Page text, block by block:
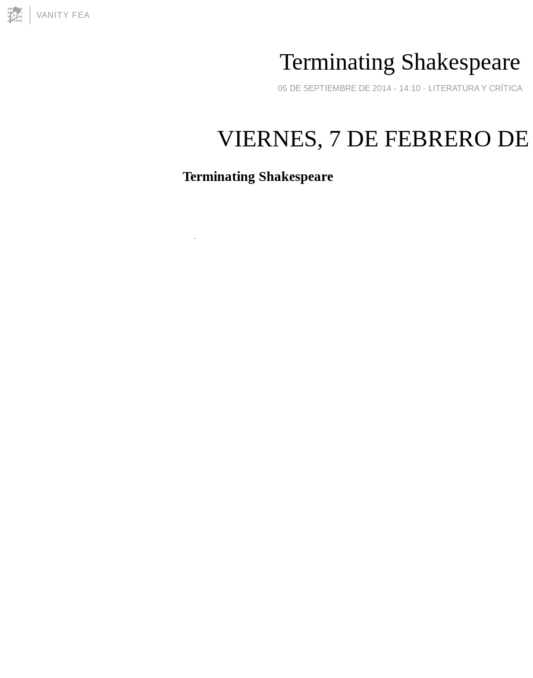
VANITY FEA
Terminating Shakespeare
05 DE SEPTIEMBRE DE 2014 - 14:10 - LITERATURA Y CRÍTICA
VIERNES, 7 DE FEBRERO DE
Terminating Shakespeare